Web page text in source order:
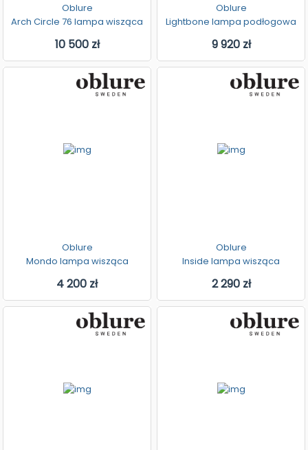
Oblure
Arch Circle 76 lampa wisząca
10 500 zł
Oblure
Lightbone lampa podłogowa
9 920 zł
Oblure
Mondo lampa wisząca
4 200 zł
Oblure
Inside lampa wisząca
2 290 zł